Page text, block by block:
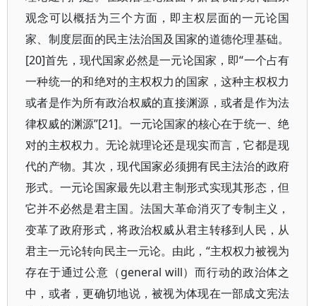
观念可以概括为三个方面，即主权层面的一元论国
家、制度层面的民主法治国及国家的道德伦理基础。
[20]首先，现代国家必然是一元论国家，即“一个占有
一种统一的和绝对的主权权力的国家，这种主权权力
或者是作为所有政治权威的直接渊源，或者是作为法
律权威的渊源”[21]。一元论国家的核心在于统一、绝
对的主权权力。无论就理论还是现实而言，它都是现
代的产物。其次，现代国家必须拥有民主法治的政府
形式。一元论国家最先以君主制形式实现其形态，但
它并不必然是君主国。法国大革命消灭了专制主义，
变革了政府形式，将政治权威从君主转移到人民，从
君主一元论转向民主一元论。由此，“主权权力被视为
存在于通过公意（general will）而行动的政治体之
中，或者，更确切地说，被视为体现在一部成文宪法